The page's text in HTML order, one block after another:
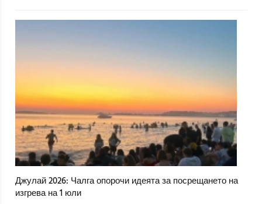
Джулай 2026: Чалга опорочи идеята за посрещането на
изгрева на 1 юли